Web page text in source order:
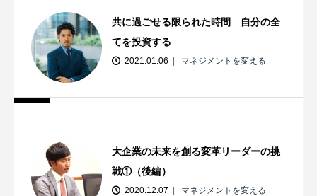
共に過ごせる限られた時間 自分の全
てを投資する
2021.01.06 マネジメントを変える
大企業の未来を創る変革リーダーの挑
戦①（後編）
2020.12.07 マネジメントを変える